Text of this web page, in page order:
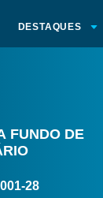
DESTAQUES
FUNDO DE
28